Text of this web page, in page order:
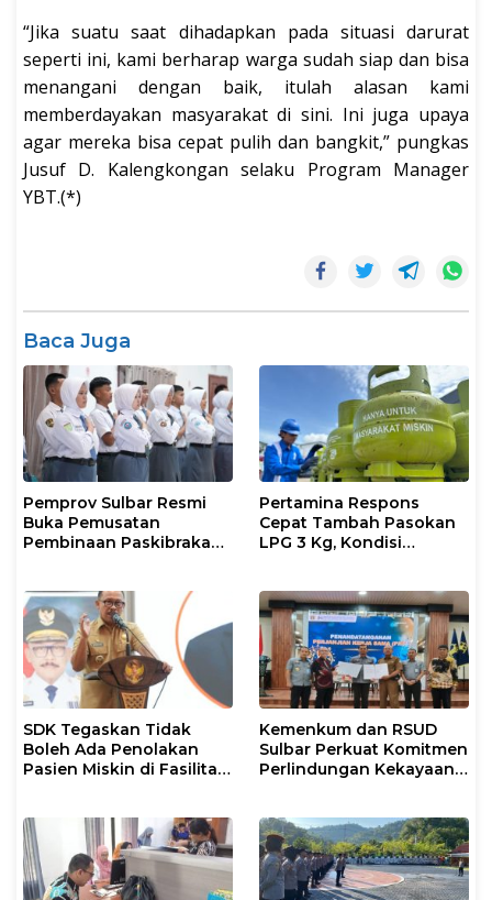
“Jika suatu saat dihadapkan pada situasi darurat
seperti ini, kami berharap warga sudah siap dan bisa
menangani dengan baik, itulah alasan kami
memberdayakan masyarakat di sini. Ini juga upaya
agar mereka bisa cepat pulih dan bangkit,” pungkas
Jusuf D. Kalengkongan selaku Program Manager
YBT.(*)
Baca Juga
Pemprov Sulbar Resmi
Buka Pemusatan
Pembinaan Paskibraka
Pertamina Respons
Cepat Tambah Pasokan
LPG 3 Kg, Kondisi
SDK Tegaskan Tidak
Boleh Ada Penolakan
Pasien Miskin di Fasilitas
Kemenkum dan RSUD
Sulbar Perkuat Komitmen
Perlindungan Kekayaan